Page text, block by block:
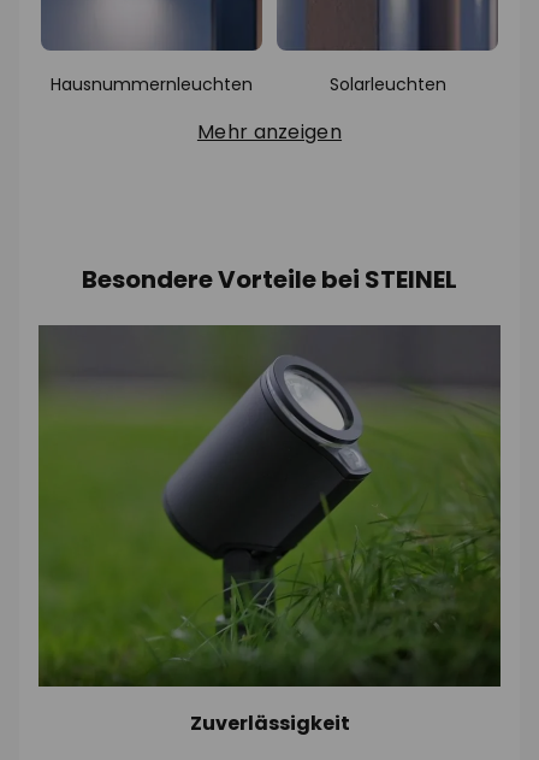
Hausnummernleuchten Solarleuchten
Mehr anzeigen
Besondere Vorteile bei STEINEL
Zuverlässigkeit